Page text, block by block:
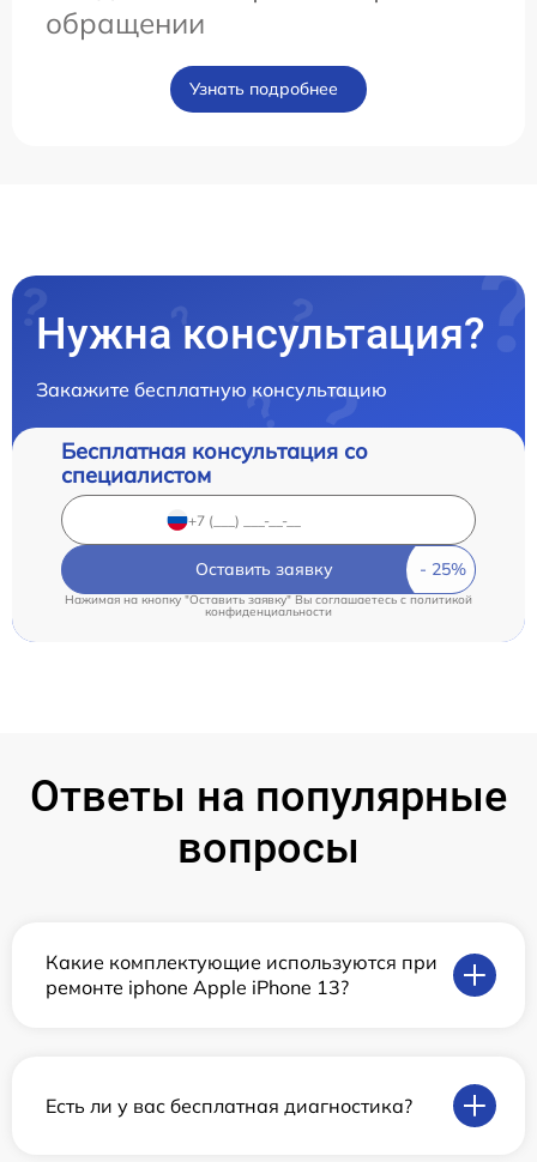
обращении
Узнать подробнее
Нужна консультация?
Закажите бесплатную консультацию
Бесплатная консультация со
специалистом
Оставить заявку
Нажимая на кнопку "Оставить заявку" Вы соглашаетесь c политикой
конфиденциальности
Ответы на популярные
вопросы
Какие комплектующие используются при
ремонте iphone Apple iPhone 13?
Есть ли у вас бесплатная диагностика?